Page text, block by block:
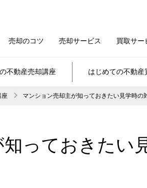
売却のコツ 売却サービス 買取サー
不動産売却講座 はじめての不動産
座 マンション売却主が知っておきたい見学時の
っておきたい